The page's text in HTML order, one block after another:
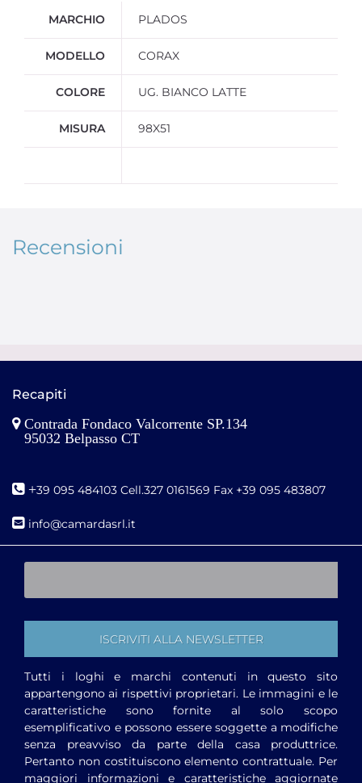
MARCHIO PLADOS
MODELLO CORAX
COLORE UG. BIANCO LATTE
MISURA 98X51
Recensioni
Recapiti
Contrada Fondaco Valcorrente SP.134
95032 Belpasso CT
+39 095 484103 Cell.327 0161569 Fax +39 095 483807
info@camardasrl.it
Tutti i loghi e marchi contenuti in questo sito
appartengono ai rispettivi proprietari. Le immagini e le
caratteristiche sono fornite al solo scopo
esemplificativo e possono essere soggette a modifiche
senza preavviso da parte della casa produttrice.
Pertanto non costituiscono elemento contrattuale. Per
maggiori informazioni e caratteristiche aggiornate